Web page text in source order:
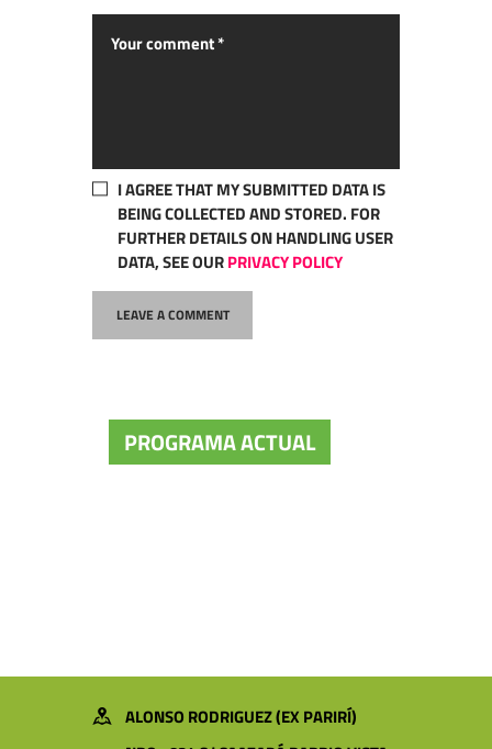
I AGREE THAT MY SUBMITTED DATA IS
BEING COLLECTED AND STORED. FOR
FURTHER DETAILS ON HANDLING USER
DATA, SEE OURPRIVACY POLICY
PROGRAMA ACTUAL
ALONSO RODRIGUEZ (EX PARIRÍ)